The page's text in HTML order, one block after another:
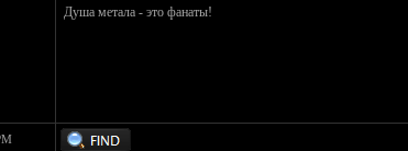
Душа метала - это фанаты!